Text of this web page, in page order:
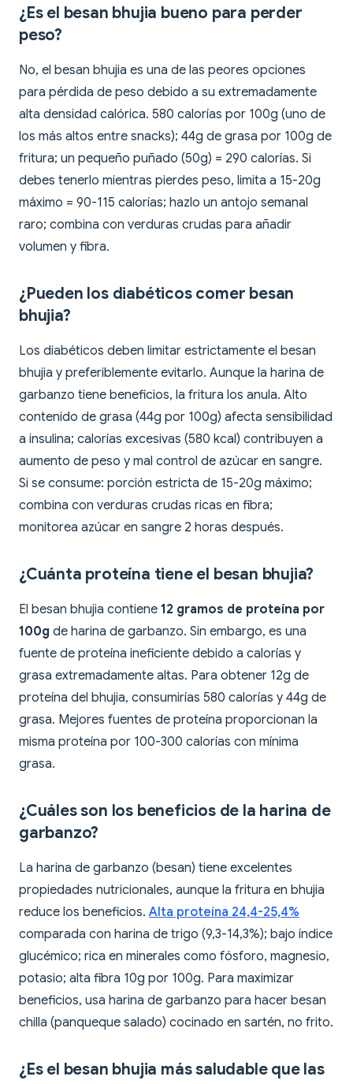
¿Es el besan bhujia bueno para perder
peso?
No, el besan bhujia es una de las peores opciones
para pérdida de peso debido a su extremadamente
alta densidad calórica. 580 calorías por 100g (uno de
los más altos entre snacks); 44g de grasa por 100g de
fritura; un pequeño puñado (50g) = 290 calorías. Si
debes tenerlo mientras pierdes peso, limita a 15-20g
máximo = 90-115 calorías; hazlo un antojo semanal
raro; combina con verduras crudas para añadir
volumen y fibra.
¿Pueden los diabéticos comer besan
bhujia?
Los diabéticos deben limitar estrictamente el besan
bhujia y preferiblemente evitarlo. Aunque la harina de
garbanzo tiene beneficios, la fritura los anula. Alto
contenido de grasa (44g por 100g) afecta sensibilidad
a insulina; calorías excesivas (580 kcal) contribuyen a
aumento de peso y mal control de azúcar en sangre.
Si se consume: porción estricta de 15-20g máximo;
combina con verduras crudas ricas en fibra;
monitorea azúcar en sangre 2 horas después.
¿Cuánta proteína tiene el besan bhujia?
El besan bhujia contiene 12 gramos de proteína por
100g de harina de garbanzo. Sin embargo, es una
fuente de proteína ineficiente debido a calorías y
grasa extremadamente altas. Para obtener 12g de
proteína del bhujia, consumirías 580 calorías y 44g de
grasa. Mejores fuentes de proteína proporcionan la
misma proteína por 100-300 calorías con mínima
grasa.
¿Cuáles son los beneficios de la harina de
garbanzo?
La harina de garbanzo (besan) tiene excelentes
propiedades nutricionales, aunque la fritura en bhujia
reduce los beneficios. Alta proteína 24,4-25,4%
comparada con harina de trigo (9,3-14,3%); bajo índice
glucémico; rica en minerales como fósforo, magnesio,
potasio; alta fibra 10g por 100g. Para maximizar
beneficios, usa harina de garbanzo para hacer besan
chilla (panqueque salado) cocinado en sartén, no frito.
¿Es el besan bhujia más saludable que las